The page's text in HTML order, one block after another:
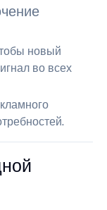
новый
во всех